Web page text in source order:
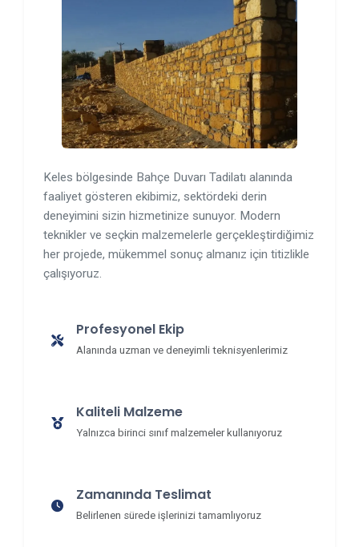
Keles bölgesinde Bahçe Duvarı Tadilatı alanında
faaliyet gösteren ekibimiz, sektördeki derin
deneyimini sizin hizmetinize sunuyor. Modern
teknikler ve seçkin malzemelerle gerçekleştirdiğimiz
her projede, mükemmel sonuç almanız için titizlikle
çalışıyoruz.
Profesyonel Ekip
Alanında uzman ve deneyimli teknisyenlerimiz
Kaliteli Malzeme
Yalnızca birinci sınıf malzemeler kullanıyoruz
Zamanında Teslimat
Belirlenen sürede işlerinizi tamamlıyoruz